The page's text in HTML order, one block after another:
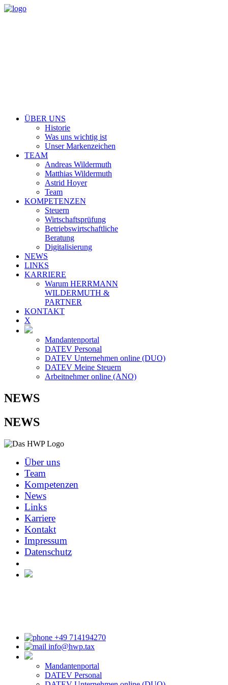
ÜBER UNS
Historie
Was uns wichtig ist
Unser Markenzeichen
TEAM
Andreas Wildermuth
Matthias Wildermuth
Astrid Hoyer
Team
KOMPETENZEN
Steuern
Wirtschaftsprüfung
Betriebswirtschaftliche
Beratung
Digitalisierung
NEWS
LINKS
KARRIERE
Warum HERRMANN
WILDERMUTH &
PARTNER
KONTAKT
X
Mandantenportal
DATEV Personal
DATEV Unternehmen online (DUO)
DATEV Meine Steuern
Arbeitnehmer online (ANO)
NEWS
NEWS
Über uns
Team
Kompetenzen
News
Links
Karriere
Kontakt
Impressum
Datenschutz
+49 714194270
info@hwp.tax
Mandantenportal
DATEV Personal